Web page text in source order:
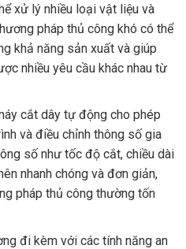
xử lý nhiều loại vật liệu và
pháp thủ công khó có thể
khả năng sản xuất và giúp
nhiều yêu cầu khác nhau từ
cắt dây tự động cho phép
và điều chỉnh thông số gia
số như tốc độ cắt, chiều dài
nhanh chóng và đơn giản,
pháp thủ công thường tốn
đi kèm với các tính năng an